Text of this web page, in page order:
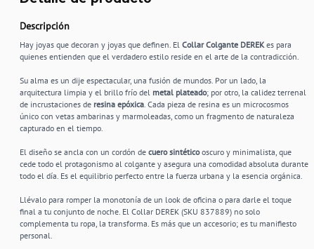
Descripción
Hay joyas que decoran y joyas que definen. El Collar Colgante DEREKes para
quienes entienden que el verdadero estilo reside en el arte de la contradicción.
Su alma es un dije espectacular, una fusión de mundos. Por un lado, la
arquitectura limpia y el brillo frío del metal plateado; por otro, la calidez terrenal
de incrustaciones de resina epóxica. Cada pieza de resina es un microcosmos
único con vetas ambarinas y marmoleadas, como un fragmento de naturaleza
capturado en el tiempo.
El diseño se ancla con un cordón de cuero sintéticooscuro y minimalista, que
cede todo el protagonismo al colgante y asegura una comodidad absoluta durante
todo el día. Es el equilibrio perfecto entre la fuerza urbana y la esencia orgánica.
Llévalo para romper la monotonía de un look de oficina o para darle el toque
final a tu conjunto de noche. El Collar DEREK (SKU 837889) no solo
complementa tu ropa, la transforma. Es más que un accesorio; es tu manifiesto
personal.